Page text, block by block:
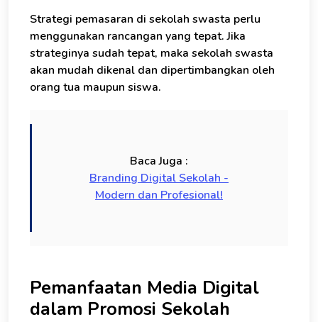
Strategi pemasaran di sekolah swasta perlu
menggunakan rancangan yang tepat. Jika
strateginya sudah tepat, maka sekolah swasta
akan mudah dikenal dan dipertimbangkan oleh
orang tua maupun siswa.
Baca Juga :
Branding Digital Sekolah -
Modern dan Profesional!
Pemanfaatan Media Digital
dalam Promosi Sekolah